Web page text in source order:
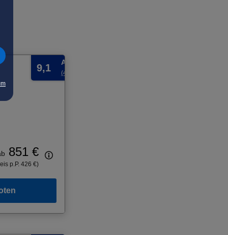
9,1 Ausgezeichnet
(4 Bewertungen)
851 €
p.P. 426 €)